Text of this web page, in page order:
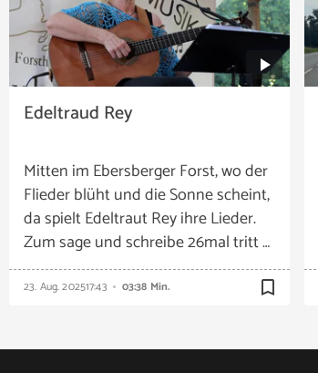
Edeltraud Rey
Mitten im Ebersberger Forst, wo der
Flieder blüht und die Sonne scheint,
da spielt Edeltraut Rey ihre Lieder.
Zum sage und schreibe 26mal tritt …
23. Aug. 202517:43 03:38 Min. bookmark_border